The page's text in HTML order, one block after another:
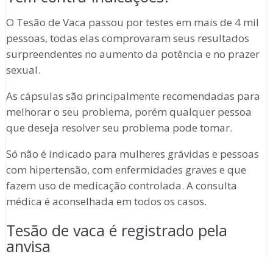
O Tesão de Vaca passou por testes em mais de 4 mil
pessoas, todas elas comprovaram seus resultados
surpreendentes no aumento da potência e no prazer
sexual.
As cápsulas são principalmente recomendadas para
melhorar o seu problema, porém qualquer pessoa
que deseja resolver seu problema pode tomar.
Só não é indicado para mulheres grávidas e pessoas
com hipertensão, com enfermidades graves e que
fazem uso de medicação controlada. A consulta
médica é aconselhada em todos os casos.
Tesão de vaca é registrado pela
anvisa